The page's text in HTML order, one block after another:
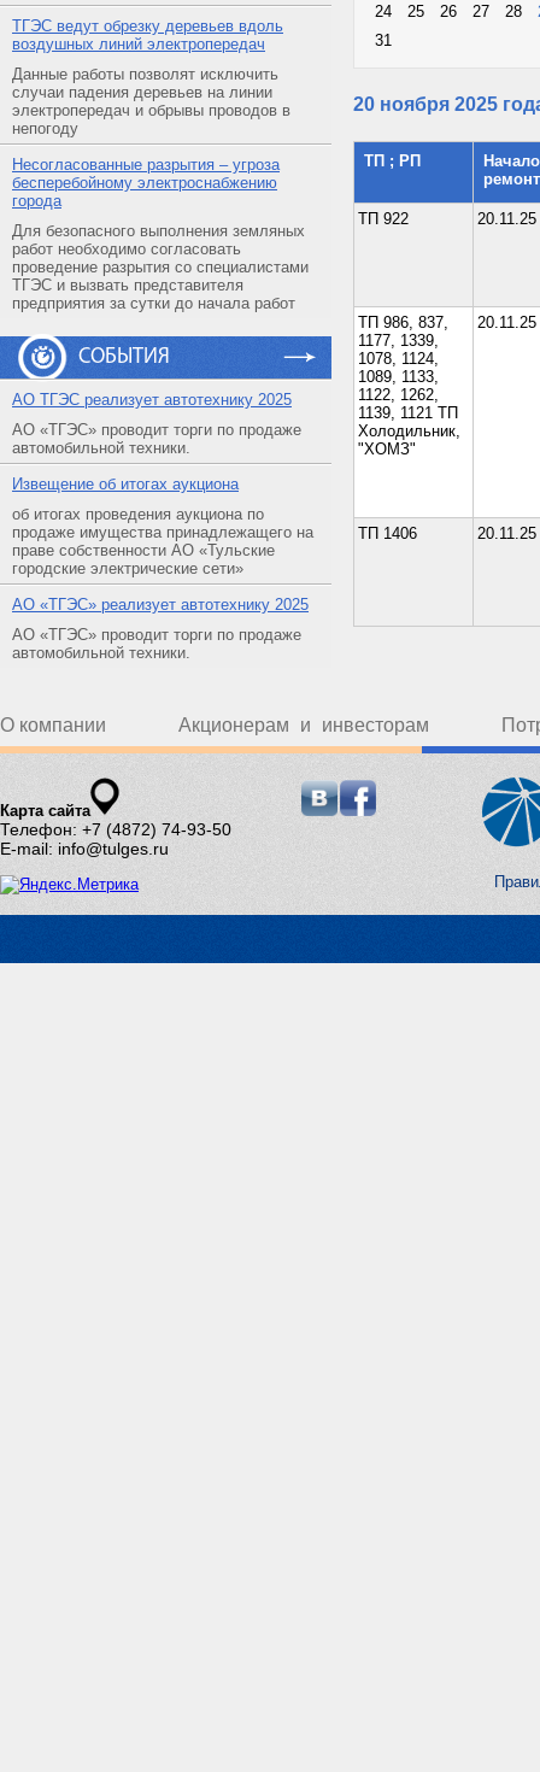
ТГЭС ведут обрезку деревьев вдоль
воздушных линий электропередач
Данные работы позволят исключить
случаи падения деревьев на линии
электропередач и обрывы проводов в
непогоду
Несогласованные разрытия – угроза
бесперебойному электроснабжению
города
Для безопасного выполнения земляных
работ необходимо согласовать
проведение разрытия со специалистами
ТГЭС и вызвать представителя
предприятия за сутки до начала работ
СОБЫТИЯ
АO ТГЭС реализует автотехнику 2025
АО «ТГЭС» проводит торги по продаже
автомобильной техники.
Извещение об итогах аукциона
об итогах проведения аукциона по
продаже имущества принадлежащего на
праве собственности АО «Тульские
городские электрические сети»
АO «ТГЭС» реализует автотехнику 2025
АО «ТГЭС» проводит торги по продаже
автомобильной техники.
24
25 26 27 28
31
20 ноября 2025
ТП ; РП
Начало
ТП 922
ТП 986, 837,
1177, 1339,
1078, 1124,
1089, 1133,
1122, 1262,
1139, 1121 ТП
Холодильник,
"ХОМЗ"
20.11.25
ТП 1406
О компании Акционерам и инвесторам
Карта сайта
Телефон: +7 (4872) 74-93-50
E-mail: info@tulges.ru